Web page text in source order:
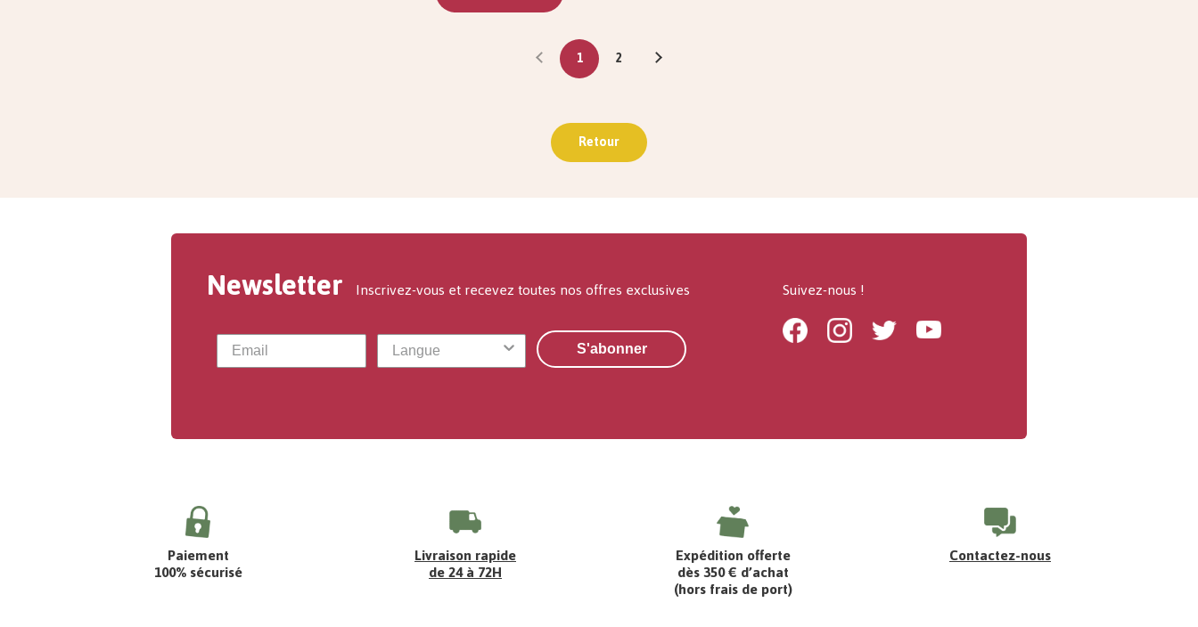
1 2
Retour
Newsletter Inscrivez-vous et recevez toutes nos offres exclusives
S'abonner
Suivez-nous !
FacebookInstagramTwitter Youtube
Paiement
100% sécurisé
Livraison rapide
de 24 à 72H
Expédition offerte
dès 350 € d’achat
(hors frais de port)
Contactez-nous